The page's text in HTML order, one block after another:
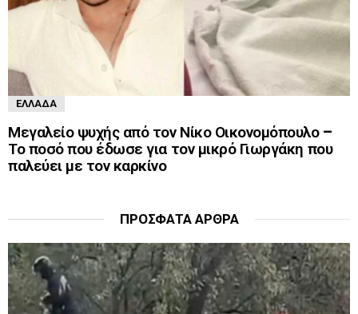
ΕΛΛΆΔΑ
Μεγαλείο ψυχής από τον Νίκο Οικονομόπουλο –
Το ποσό που έδωσε για τον μικρό Γιωργάκη που
παλεύει με τον καρκίνο
ΠΡΌΣΦΑΤΑ ΆΡΘΡΑ